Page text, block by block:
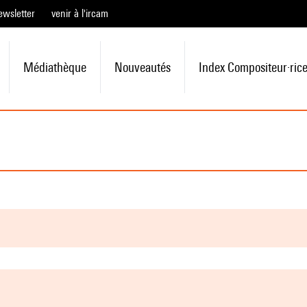
venir à l'ircam
Médiathèque Nouveautés Index Compositeur·rice